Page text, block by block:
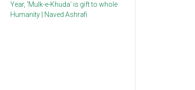
Year, 'Mulk-e-Khuda' is gift to whole
Humanity | Naved Ashrafi